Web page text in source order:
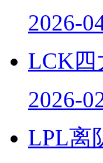
2026-
LCK四
2026-
LPL离